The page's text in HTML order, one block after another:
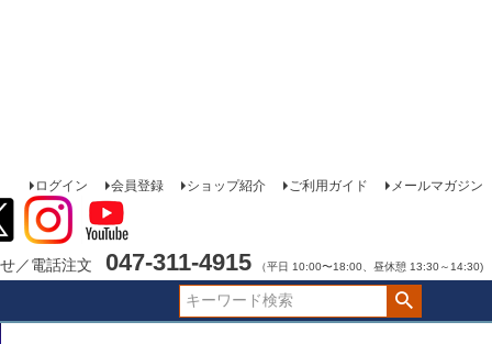
ログイン 会員登録 ショップ紹介 ご利用ガイド メールマガジン
／電話注文 047-311-4915 （平日 10:00〜18:00、昼休憩 13:30～14:30)